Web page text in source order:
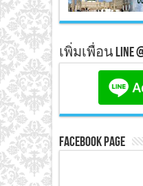
เพิ่มเพื่อน line
Facebook Page